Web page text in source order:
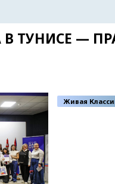
ТУНИСЕ —
Живая